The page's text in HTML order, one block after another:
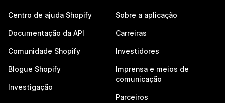
Centro de ajuda Shopify
Documentação da API
Comunidade Shopify
Blogue Shopify
Investigação
Sobre a aplicação
Carreiras
Investidores
Imprensa e meios de
comunicação
Parceiros